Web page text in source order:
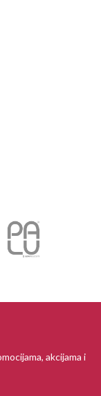
akcijama i